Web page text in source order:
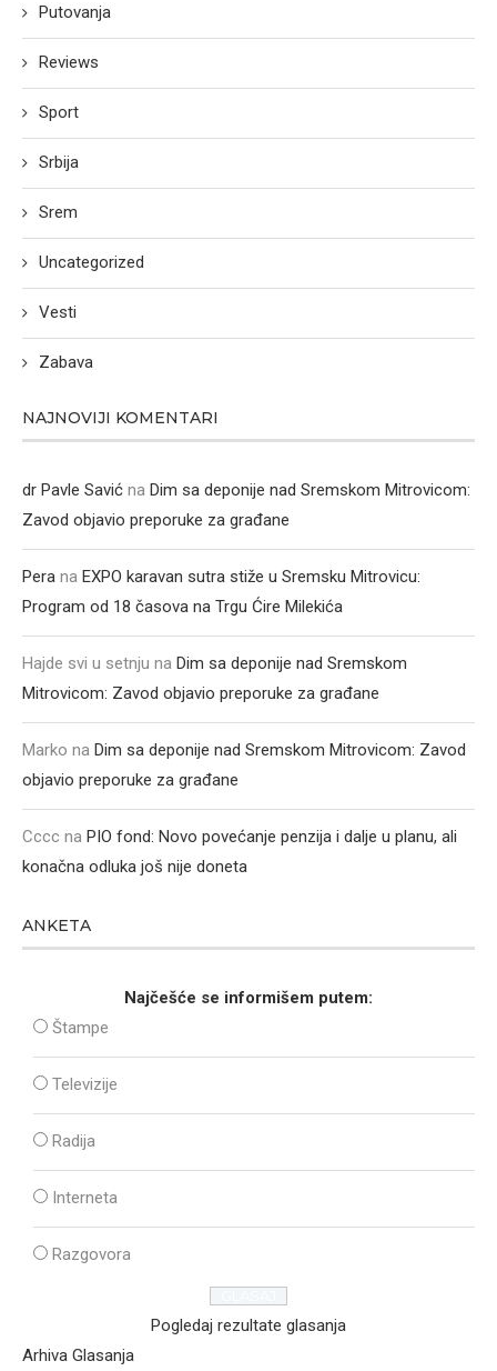
Putovanja
Reviews
Sport
Srbija
Srem
Uncategorized
Vesti
Zabava
NAJNOVIJI KOMENTARI
dr Pavle Savić na Dim sa deponije nad Sremskom Mitrovicom:
Zavod objavio preporuke za građane
Pera na EXPO karavan sutra stiže u Sremsku Mitrovicu:
Program od 18 časova na Trgu Ćire Milekića
Hajde svi u setnju na Dim sa deponije nad Sremskom
Mitrovicom: Zavod objavio preporuke za građane
Marko na Dim sa deponije nad Sremskom Mitrovicom: Zavod
objavio preporuke za građane
Cccc na PIO fond: Novo povećanje penzija i dalje u planu, ali
konačna odluka još nije doneta
ANKETA
Najčešće se informišem putem:
Štampe
Televizije
Radija
Interneta
Razgovora
Pogledaj rezultate glasanja
Arhiva Glasanja